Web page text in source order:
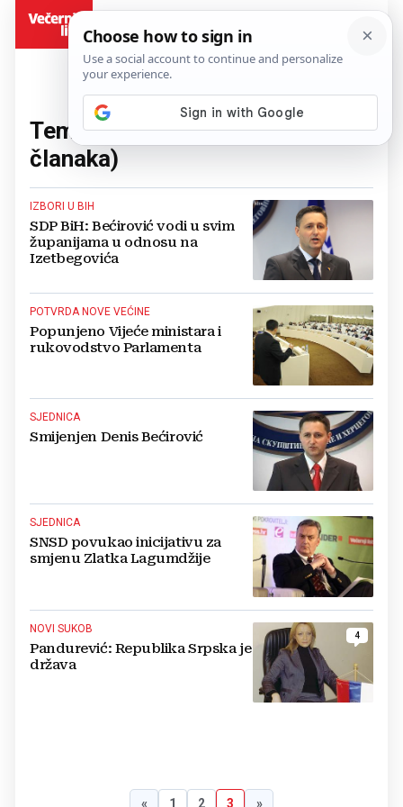
Tema:Denis Bećirović(25
članaka)
IZBORI U BIH
SDP BiH: Bećirović vodi u svim
županijama u odnosu na
Izetbegovića
POTVRDA NOVE VEĆINE
Popunjeno Vijeće ministara i
rukovodstvo Parlamenta
SJEDNICA
Smijenjen Denis Bećirović
SJEDNICA
SNSD povukao inicijativu za
smjenu Zlatka Lagumdžije
4
NOVI SUKOB
Pandurević: Republika Srpska je
država
« 1 2 3 »